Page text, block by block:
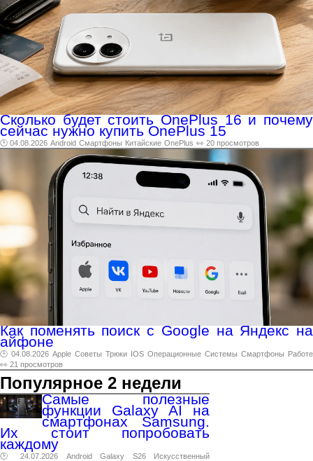
Сколько будет стоить OnePlus 16 и почему
сейчас нужно купить OnePlus 15
🕑 04.08.2026 Android Смартфоны Китайские OnePlus 👀 20 просмотров
Как поменять поиск с Google на Яндекс на
айфоне
🕑 04.08.2026 Apple Советы Трюки IOS Операционные Системы Смартфоны Работе
👀 21 просмотров
Популярное 2 недели
Самые полезные
функции Galaxy AI на
смартфонах Samsung.
Их стоит попробовать
каждому
🕑 24.07.2026 Android Galaxy S26
Искусственный